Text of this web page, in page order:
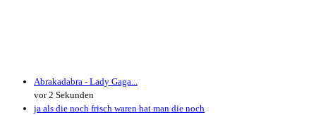
Abrakadabra - Lady Gaga...
vor 2 Sekunden
ja als die noch frisch waren hat man die noch